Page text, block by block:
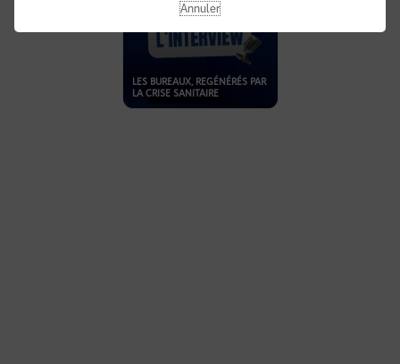
LES BUREAUX, REGÉNÉRÉS PAR
LA CRISE SANITAIRE
Annuler